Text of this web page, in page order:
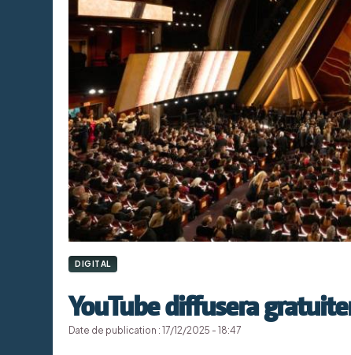
DIGITAL
YouTube diffusera
Date de publication : 17/12/2025 - 18:47